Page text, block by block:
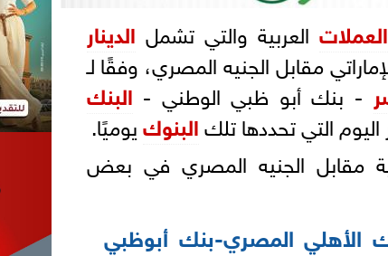
العملات العربية والتي تشمل الدينار
مقابل الجنيه المصري، وفقًا لـ
- بنك أبو ظبي الوطني - البنك
التي تحددها تلكالبنوكيوميًا.
مقابل الجنيه المصري في بعض
الأهلي المصري-بنك أبوظبي